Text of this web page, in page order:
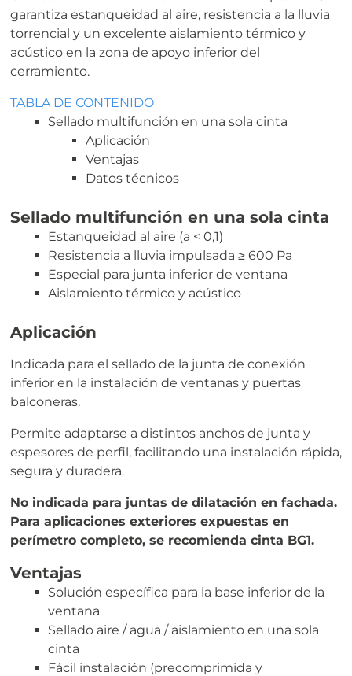
garantiza estanqueidad al aire, resistencia a la lluvia
torrencial y un excelente aislamiento térmico y
acústico en la zona de apoyo inferior del
cerramiento.
TABLA DE CONTENIDO
Sellado multifunción en una sola cinta
Aplicación
Ventajas
Datos técnicos
Sellado multifunción en una sola cinta
Estanqueidad al aire (a < 0,1)
Resistencia a lluvia impulsada ≥ 600 Pa
Especial para junta inferior de ventana
Aislamiento térmico y acústico
Aplicación
Indicada para el sellado de la junta de conexión
inferior en la instalación de ventanas y puertas
balconeras.
Permite adaptarse a distintos anchos de junta y
espesores de perfil, facilitando una instalación rápida,
segura y duradera.
No indicada para juntas de dilatación en fachada.
Para aplicaciones exteriores expuestas en
perímetro completo, se recomienda cinta BG1.
Ventajas
Solución específica para la base inferior de la
ventana
Sellado aire / agua / aislamiento en una sola
cinta
Fácil instalación (precomprimida y